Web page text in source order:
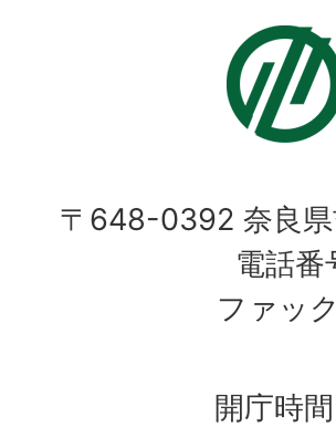
〒648-0392 奈良県
電話
ファッ
開庁時